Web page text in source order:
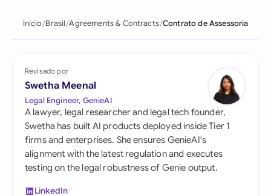
Início Brasil Agreements & Contracts Contrato de Assessoria
Revisado por
Swetha Meenal
Legal Engineer, GenieAI
A lawyer, legal researcher and legal tech founder,
Swetha has built AI products deployed inside Tier 1
firms and enterprises. She ensures GenieAI's
alignment with the latest regulation and executes
testing on the legal robustness of Genie output.
LinkedIn